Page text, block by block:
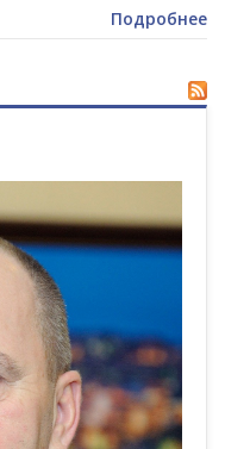
Подробнее